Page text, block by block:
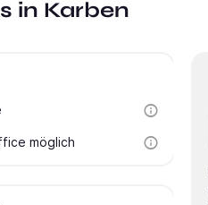
in Karben
möglich